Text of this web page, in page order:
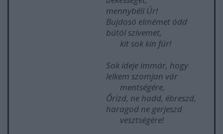
mennybéli Úr!
Bujdosó elmémet ódd
bútól szívemet,
kit sok kín fúr!
Sok ideje immár, hogy
lelkem szomjan vár
mentségére,
Őrizd, ne hadd, ébreszd,
haragod ne gerjeszd
vesztségére!